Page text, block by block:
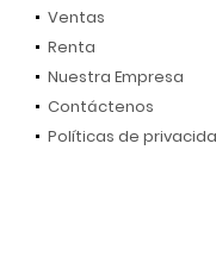
Ventas
Renta
Nuestra Empresa
Contáctenos
Políticas de